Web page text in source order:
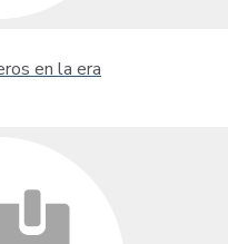
en la era